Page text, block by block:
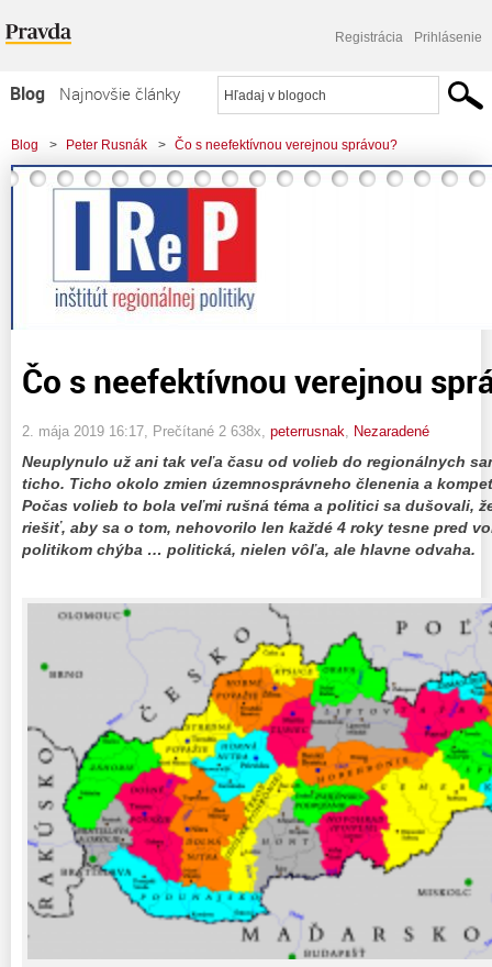
Registrácia Prihlásenie
Blog
Najnovšie články
Najčítanejšie články
Najkomentovanejšie články
Komerčné blogy
Blog > Peter Rusnák > Čo s neefektívnou verejnou správou?
Čo s neefektívnou verejnou
2. mája 2019 16:17 , Prečítané 2 638x, peterrusnak Nezaradené
Neuplynulo už ani tak veľa času od volieb do regionálnych
ticho. Ticho okolo zmien územnosprávneho členenia a
Počas volieb to bola veľmi rušná téma a politici sa dušovali,
riešiť, aby sa o tom, nehovorilo len každé 4 roky tesne pred
politikom chýba … politická, nielen vôľa, ale hlavne odvaha.